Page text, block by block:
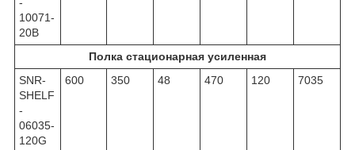
10071-
20B
Полка стационарная усиленная
SNR-
SHELF
-
06035-
120G
600 350 48 470 120 7035